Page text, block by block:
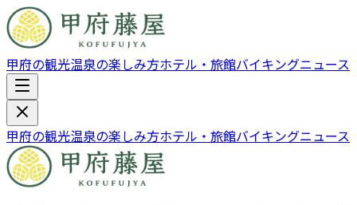
甲府の観光温泉の楽しみ方ホテル・旅館バイキングニュース
甲府の観光温泉の楽しみ方ホテル・旅館バイキングニュース